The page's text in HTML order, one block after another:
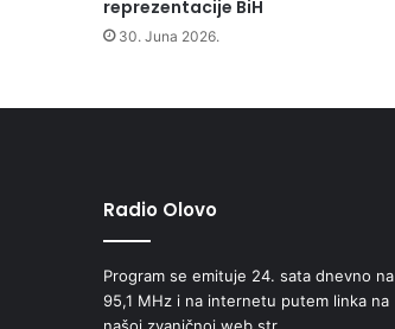
reprezentacije BiH
30. Juna 2026.
Radio Olovo
Program se emituje 24. sata dnevno na
95,1 MHz i na internetu putem linka na
našoj zvaničnoj web str